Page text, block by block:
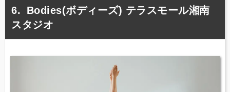
Bodies(ボディーズ) テラスモール湘南
スタジオ